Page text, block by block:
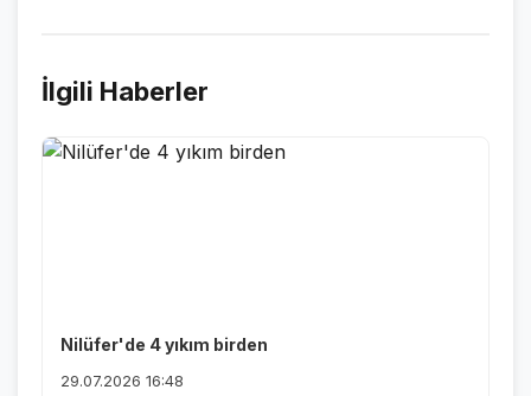
İlgili Haberler
Nilüfer'de 4 yıkım birden
29.07.2026 16:48